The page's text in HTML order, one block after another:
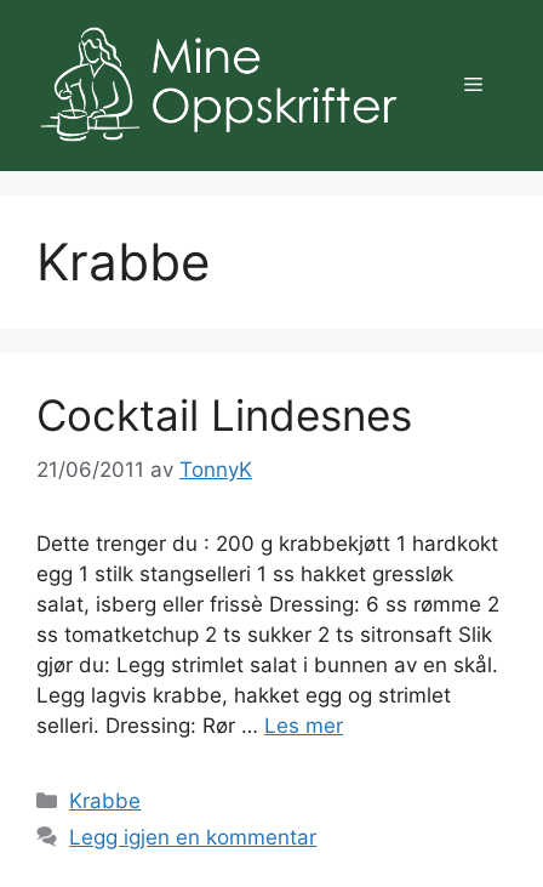
innhold
Meny
Krabbe
Cocktail Lindesnes
21/06/2011 av TonnyK
Dette trenger du : 200 g krabbekjøtt 1 hardkokt
egg 1 stilk stangselleri 1 ss hakket gressløk
salat, isberg eller frissè Dressing: 6 ss rømme 2
ss tomatketchup 2 ts sukker 2 ts sitronsaft Slik
gjør du: Legg strimlet salat i bunnen av en skål.
Legg lagvis krabbe, hakket egg og strimlet
selleri. Dressing: Rør … Les mer
Kategorier
Krabbe
Legg igjen en kommentar